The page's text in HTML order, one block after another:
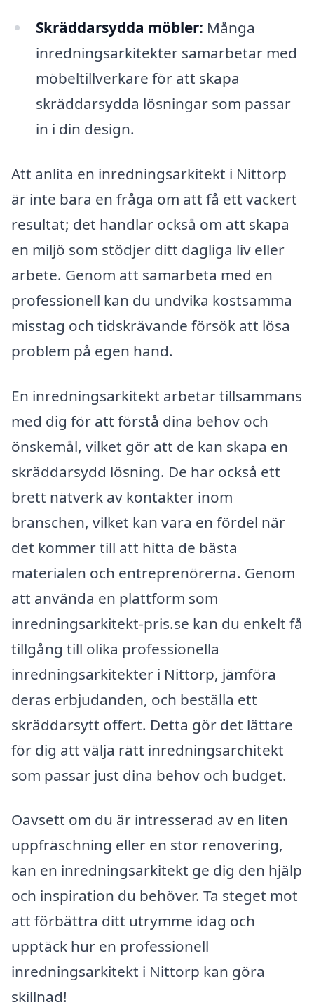
Skräddarsydda möbler: Många
inredningsarkitekter samarbetar med
möbeltillverkare för att skapa
skräddarsydda lösningar som passar
in i din design.
Att anlita en inredningsarkitekt i Nittorp
är inte bara en fråga om att få ett vackert
resultat; det handlar också om att skapa
en miljö som stödjer ditt dagliga liv eller
arbete. Genom att samarbeta med en
professionell kan du undvika kostsamma
misstag och tidskrävande försök att lösa
problem på egen hand.
En inredningsarkitekt arbetar tillsammans
med dig för att förstå dina behov och
önskemål, vilket gör att de kan skapa en
skräddarsydd lösning. De har också ett
brett nätverk av kontakter inom
branschen, vilket kan vara en fördel när
det kommer till att hitta de bästa
materialen och entreprenörerna. Genom
att använda en plattform som
inredningsarkitekt-pris.se kan du enkelt få
tillgång till olika professionella
inredningsarkitekter i Nittorp, jämföra
deras erbjudanden, och beställa ett
skräddarsytt offert. Detta gör det lättare
för dig att välja rätt inredningsarchitekt
som passar just dina behov och budget.
Oavsett om du är intresserad av en liten
uppfräschning eller en stor renovering,
kan en inredningsarkitekt ge dig den hjälp
och inspiration du behöver. Ta steget mot
att förbättra ditt utrymme idag och
upptäck hur en professionell
inredningsarkitekt i Nittorp kan göra
skillnad!